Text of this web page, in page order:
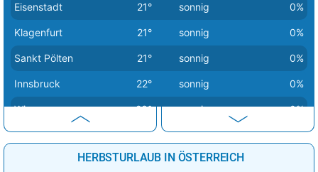
Eisenstadt 21° sonnig 0%
Klagenfurt 21° sonnig 0%
Sankt Pölten 21° sonnig 0%
Innsbruck 22° sonnig 0%
Wien 23° sonnig 0%
Bregenz 24° wolkig 68%
24° sonnig
HERBSTURLAUB IN ÖSTERREICH